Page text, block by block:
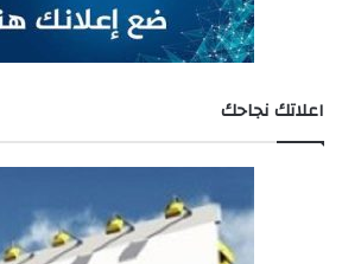
اعلاتك نجاحك